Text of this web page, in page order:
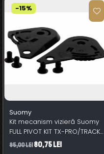
-15%
Suomy
Kit mecanism vizieră Suomy
FULL PIVOT KIT TX-PRO/TRACK-
1/VR/ST
95,00 Lei80,75 Lei